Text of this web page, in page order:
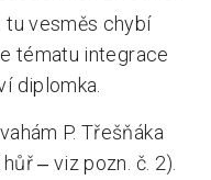
tu vesměs chybí
tématu integrace
diplomka.
P. Třešňáka
‒ viz pozn. č. 2).